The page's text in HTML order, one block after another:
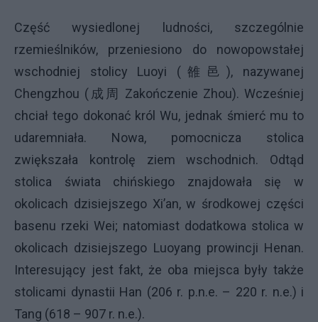
Część wysiedlonej ludności, szczególnie
rzemieślników, przeniesiono do nowopowstałej
wschodniej stolicy Luoyi (雒邑), nazywanej
Chengzhou (成周 Zakończenie Zhou). Wcześniej
chciał tego dokonać król Wu, jednak śmierć mu to
udaremniała. Nowa, pomocnicza stolica
zwiększała kontrolę ziem wschodnich. Odtąd
stolica świata chińskiego znajdowała się w
okolicach dzisiejszego Xi’an, w środkowej części
basenu rzeki Wei; natomiast dodatkowa stolica w
okolicach dzisiejszego Luoyang prowincji Henan.
Interesujący jest fakt, że oba miejsca były także
stolicami dynastii Han (206 r. p.n.e. – 220 r. n.e.) i
Tang (618 – 907 r. n.e.).